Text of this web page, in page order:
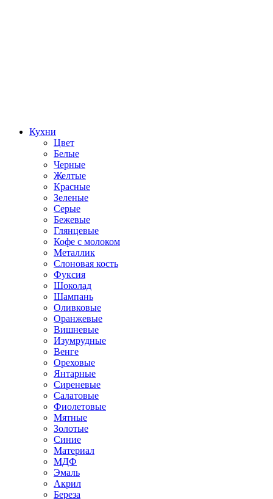
Кухни
Цвет
Белые
Черные
Желтые
Красные
Зеленые
Серые
Бежевые
Глянцевые
Кофе с молоком
Металлик
Слоновая кость
Фуксия
Шоколад
Шампань
Оливковые
Оранжевые
Вишневые
Изумрудные
Венге
Ореховые
Янтарные
Сиреневые
Салатовые
Фиолетовые
Мятные
Золотые
Синие
Материал
МДФ
Эмаль
Акрил
Береза